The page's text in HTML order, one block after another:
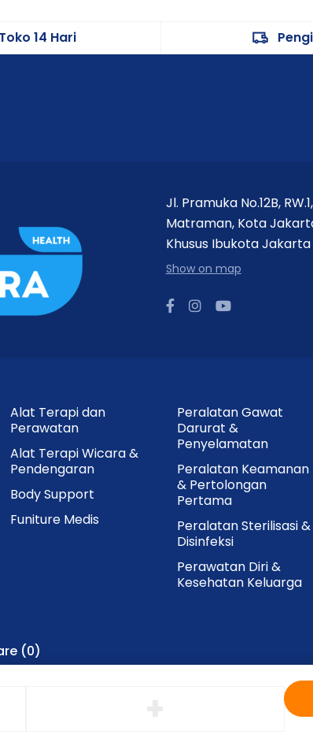
14 Hari
Jl. Pramuka No.12B,
Matraman, Kota
Khusus Ibukota Jakarta
Show on map
Alat Terapi dan
Perawatan
Alat Terapi Wicara &
Pendengaran
Body Support
Funiture Medis
Peralatan Gawat
Darurat &
Penyelamatan
Peralatan Keamanan
& Pertolongan
Pertama
Peralatan Sterilisasi &
Disinfeksi
Perawatan Diri &
Kesehatan Keluarga
(0)